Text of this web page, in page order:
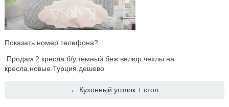
Показать номер телефона?
Продам 2 кресла б/у.темный беж.велюр.чехлы на
кресла.новые.Турция.дешево
← Кухонный уголок + стол